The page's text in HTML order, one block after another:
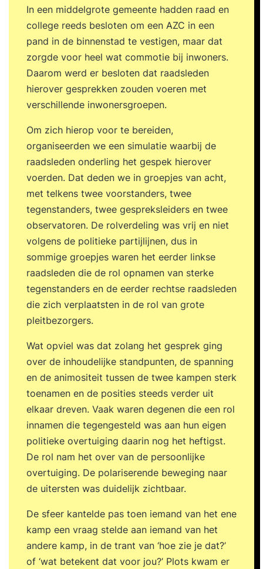
In een middelgrote gemeente hadden raad en
college reeds besloten om een AZC in een
pand in de binnenstad te vestigen, maar dat
zorgde voor heel wat commotie bij inwoners.
Daarom werd er besloten dat raadsleden
hierover gesprekken zouden voeren met
verschillende inwonersgroepen.
Om zich hierop voor te bereiden,
organiseerden we een simulatie waarbij de
raadsleden onderling het gespek hierover
voerden. Dat deden we in groepjes van acht,
met telkens twee voorstanders, twee
tegenstanders, twee gespreksleiders en twee
observatoren. De rolverdeling was vrij en niet
volgens de politieke partijlijnen, dus in
sommige groepjes waren het eerder linkse
raadsleden die de rol opnamen van sterke
tegenstanders en de eerder rechtse raadsleden
die zich verplaatsten in de rol van grote
pleitbezorgers.
Wat opviel was dat zolang het gesprek ging
over de inhoudelijke standpunten, de spanning
en de animositeit tussen de twee kampen sterk
toenamen en de posities steeds verder uit
elkaar dreven. Vaak waren degenen die een rol
innamen die tegengesteld was aan hun eigen
politieke overtuiging daarin nog het heftigst.
De rol nam het over van de persoonlijke
overtuiging. De polariserende beweging naar
de uitersten was duidelijk zichtbaar.
De sfeer kantelde pas toen iemand van het ene
kamp een vraag stelde aan iemand van het
andere kamp, in de trant van ‘hoe zie je dat?’
of ‘wat betekent dat voor jou?’ Plots kwam er